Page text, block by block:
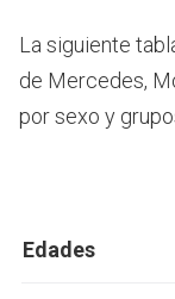
La siguiente
de Mercedes,
por sexo y
Edades